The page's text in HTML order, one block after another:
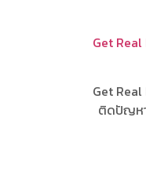
Get Real
Get
ติดปัญหา